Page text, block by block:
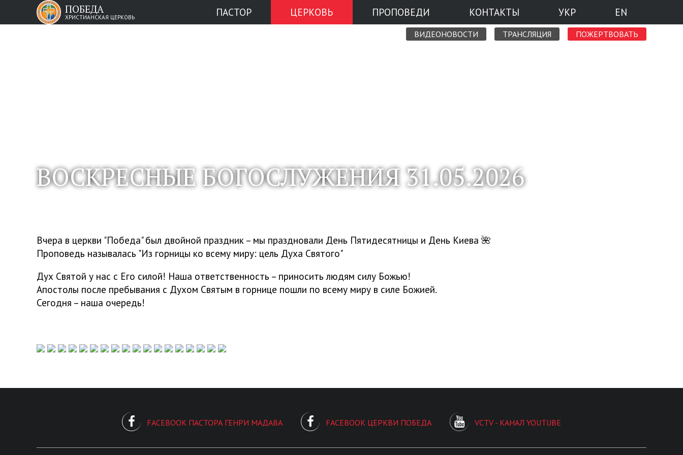
ПОБЕДА
ХРИСТИАНСКАЯ ЦЕРКОВЬ ПАСТОР ЦЕРКОВЬ ПРОПОВЕДИ КОНТАКТЫ УКР EN
ВИДЕОНОВОСТИ ТРАНСЛЯЦИЯ ПОЖЕРТВОВАТЬ
ВОСКРЕСНЫЕ БОГОСЛУЖЕНИЯ 31.05.2026
Вчера в церкви "Победа" был двойной праздник – мы праздновали День Пятидесятницы и День Киева 🌺
Проповедь называлась "Из горницы ко всему миру: цель Духа Святого"
Дух Святой у нас с Его силой! Наша ответственность – приносить людям силу Божью!
Апостолы после пребывания с Духом Святым в горнице пошли по всему миру в силе Божией.
Сегодня – наша очередь!
FACEBOOK ПАСТОРА ГЕНРИ МАДАВА FACEBOOK ЦЕРКВИ ПОБЕДА VCTV - КАНАЛ YOUTUBE